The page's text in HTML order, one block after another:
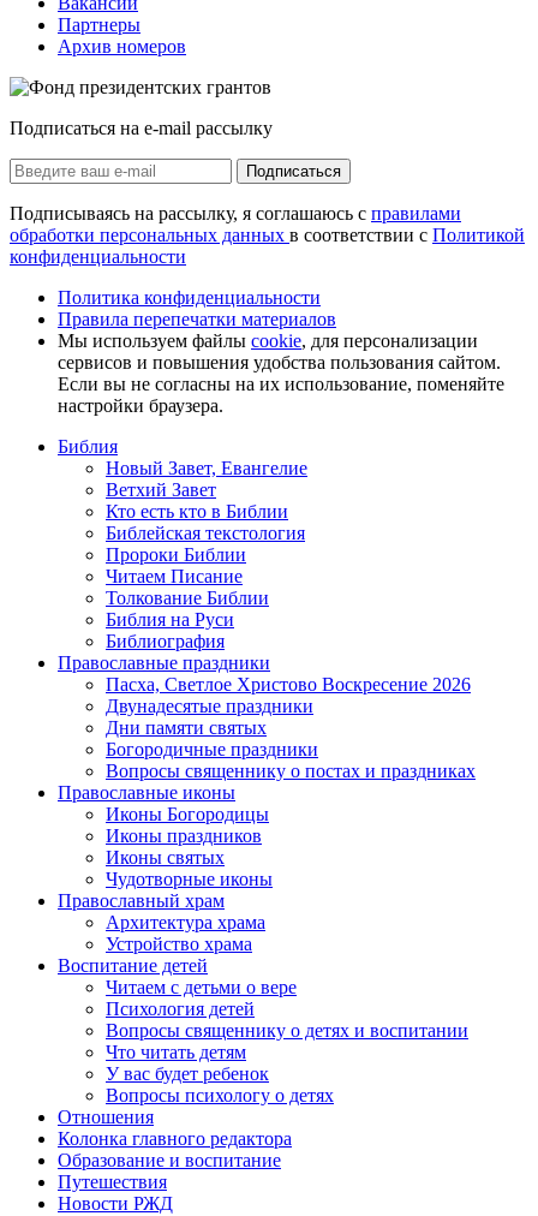
Партнеры
Архив номеров
Подписаться на e-mail рассылку
Подписаться
Подписываясь на рассылку, я соглашаюсь с правилами
обработки персональных данных в соответствии с Политикой
конфиденциальности
Политика конфиденциальности
Правила перепечатки материалов
Мы используем файлы cookie, для персонализации
сервисов и повышения удобства пользования сайтом.
Если вы не согласны на их использование, поменяйте
настройки браузера.
Библия
Новый Завет, Евангелие
Ветхий Завет
Кто есть кто в Библии
Библейская текстология
Пророки Библии
Читаем Писание
Толкование Библии
Библия на Руси
Библиография
Православные праздники
Пасха, Светлое Христово Воскресение 2026
Двунадесятые праздники
Дни памяти святых
Богородичные праздники
Вопросы священнику о постах и праздниках
Православные иконы
Иконы Богородицы
Иконы праздников
Иконы святых
Чудотворные иконы
Православный храм
Архитектура храма
Устройство храма
Воспитание детей
Читаем с детьми о вере
Психология детей
Вопросы священнику о детях и воспитании
Что читать детям
У вас будет ребенок
Вопросы психологу о детях
Отношения
Колонка главного редактора
Образование и воспитание
Путешествия
Новости РЖД